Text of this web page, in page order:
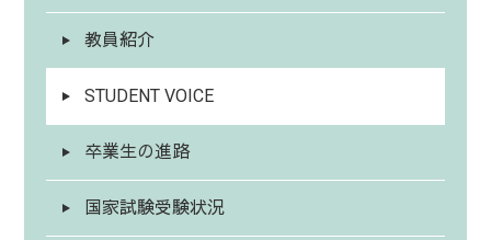
教員紹介
STUDENT VOICE
卒業生の進路
国家試験受験状況